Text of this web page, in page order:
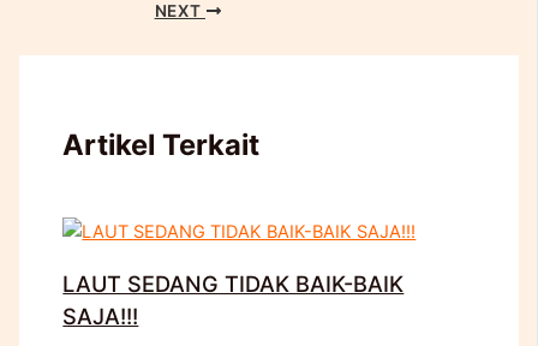
NEXT
Artikel Terkait
LAUT SEDANG TIDAK BAIK-BAIK
SAJA!!!